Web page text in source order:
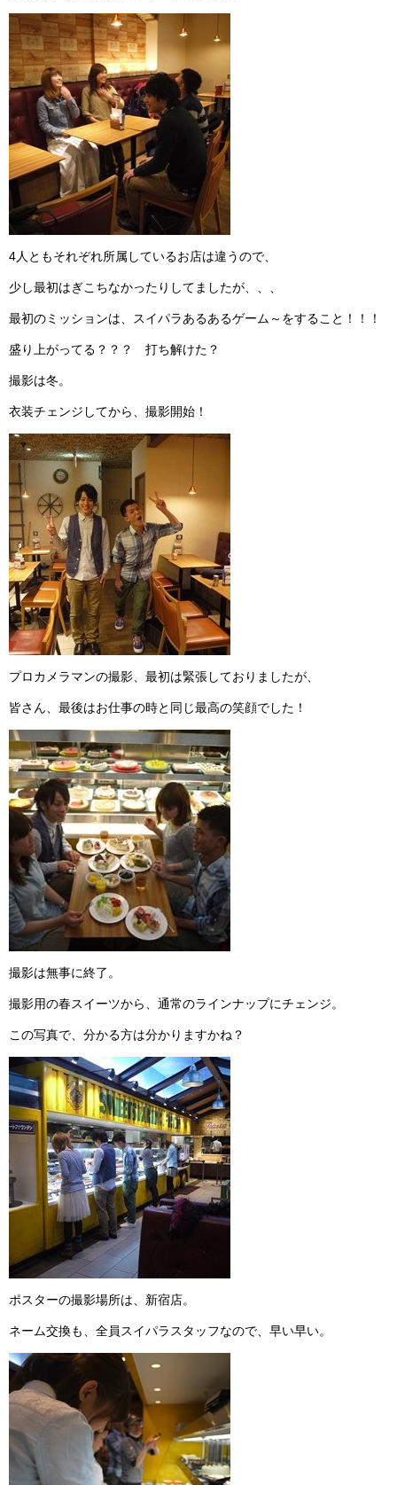
4人ともそれぞれ所属しているお店は違うので、
少し最初はぎこちなかったりしてましたが、、、
最初のミッションは、スイパラあるあるゲーム～をすること！！！
盛り上がってる？？？ 打ち解けた？
撮影は冬。
衣装チェンジしてから、撮影開始！
プロカメラマンの撮影、最初は緊張しておりましたが、
皆さん、最後はお仕事の時と同じ最高の笑顔でした！
撮影は無事に終了。
撮影用の春スイーツから、通常のラインナップにチェンジ。
この写真で、分かる方は分かりますかね？
ポスターの撮影場所は、新宿店。
ネーム交換も、全員スイパラスタッフなので、早い早い。